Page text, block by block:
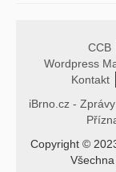
CCB
Wordpress
Kontakt
iBrno.cz -
Copyright ©